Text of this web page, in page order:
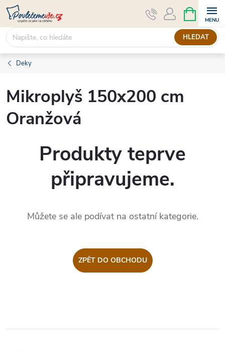
Přejít
obsah
HLEDAT
NÁKUPNÍ
KOŠÍK
Deky
Mikroplyš 150x200 cm
Oranžová
Produkty teprve
připravujeme.
Můžete se ale podívat na ostatní kategorie.
ZPĚT DO OBCHODU